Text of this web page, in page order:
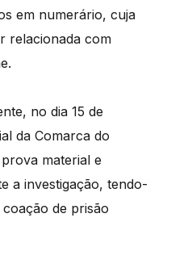
em numerário, cuja
relacionada com
no dia 15 de
da Comarca do
material e
a investigação, tendo-
coação de prisão